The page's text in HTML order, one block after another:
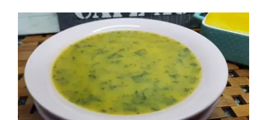
Sobre
Loja
Blog
Contactos